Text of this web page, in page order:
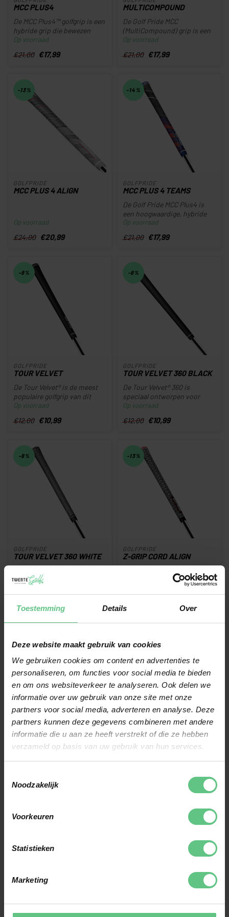
Toestemming Details Over
Deze website maakt gebruik van cookies
We gebruiken cookies om content en advertenties te
personaliseren, om functies voor social media te bieden
en om ons websiteverkeer te analyseren. Ook delen we
informatie over uw gebruik van onze site met onze
partners voor social media, adverteren en analyse. Deze
partners kunnen deze gegevens combineren met andere
informatie die u aan ze heeft verstrekt of die ze hebben
verzameld op basis van uw gebruik van hun services.
Noodzakelijk
Voorkeuren
Statistieken
Marketing
MCC PLUS4
De MCC Plus4™ golfgrip is een
hybride grip die bewezen
prestaties levert op de t...
Op voorraad
€21,00 €17,99
MULTICOMPOUND
De Golf Pride MCC
(MultiCompound) grip is een
van de meest populaire en
Op voorraad
€21,00 €17,99
-13%
GOLFPRIDE
MCC PLUS 4 ALIGN
Op voorraad
€24,00 €20,99
-14%
GOLFPRIDE
MCC PLUS 4 TEAMS
De Golf Pride MCC Plus4 is
een hoogwaardige, hybride
golfgrip die de populaire M...
Op voorraad
€21,00 €17,99
-8%
GOLFPRIDE
TOUR VELVET
De Tour Velvet® is de meest
populaire golfgrip van dit
moment en biedt
Op voorraad
€12,00 €10,99
-8%
GOLFPRIDE
TOUR VELVET 360 BLACK
De Tour Velvet® 360 is
speciaal ontworpen voor
verstelbare drivers, fairway
Op voorraad
€12,00 €10,99
-8%
GOLFPRIDE
TOUR VELVET 360 WHITE
Op voorraad
-13%
GOLFPRIDE
Z-GRIP CORD ALIGN
GOLFPRIDE
CP2 WRAP PINK
€20,00 €16,99
GOLFPRIDE
Z-GRIP CORD
-16%
GOLFPRIDE GOLFPRIDE